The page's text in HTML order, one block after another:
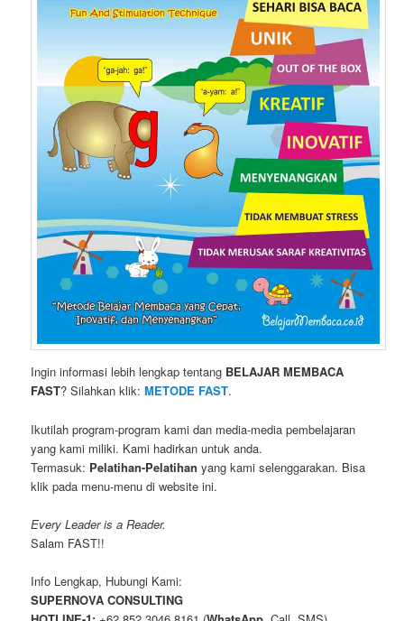
Ingin informasi lebih lengkap tentang BELAJAR MEMBACA
FAST? Silahkan klik:METODE FAST.
Ikutilah program-program kami dan media-media pembelajaran
yang kami miliki. Kami hadirkan untuk anda.
Termasuk: Pelatihan-Pelatihan yang kami selenggarakan. Bisa
klik pada menu-menu di website ini.
Every Leader is a Reader.
Salam FAST!!
Info Lengkap, Hubungi Kami:
SUPERNOVA CONSULTING